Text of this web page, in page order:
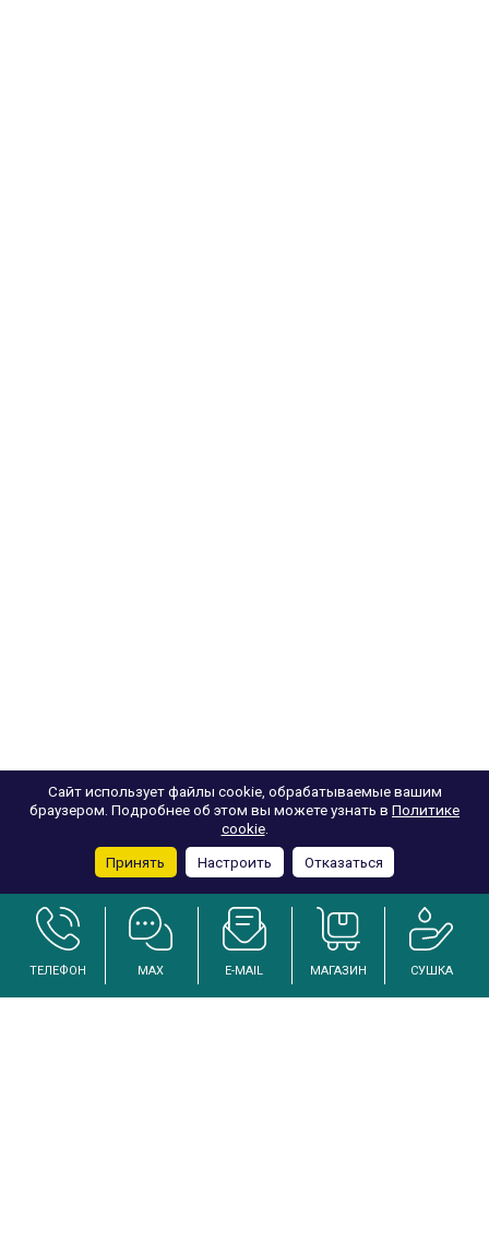
ТЕЛЕФОН MAX E-MAIL МАГАЗИН СУШКА
Сайт использует файлы cookie, обрабатываемые вашим
браузером. Подробнее об этом вы можете узнать в Политике
cookie.
Принять
Настроить Отказаться